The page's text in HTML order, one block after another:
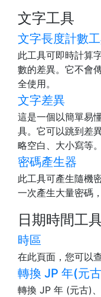
文字工具
文字長度計數
此工具可即時計算
數的差異。它不會
全使用。
文字差異
這是一個以簡單易
具。它可以跳到差
略空白、大小寫等。
密碼產生器
此工具可產生隨機
一次產生大量密碼
日期時間工
時區
在此頁面，您可以
轉換 JP 年(元
轉換 JP 年 (元古)